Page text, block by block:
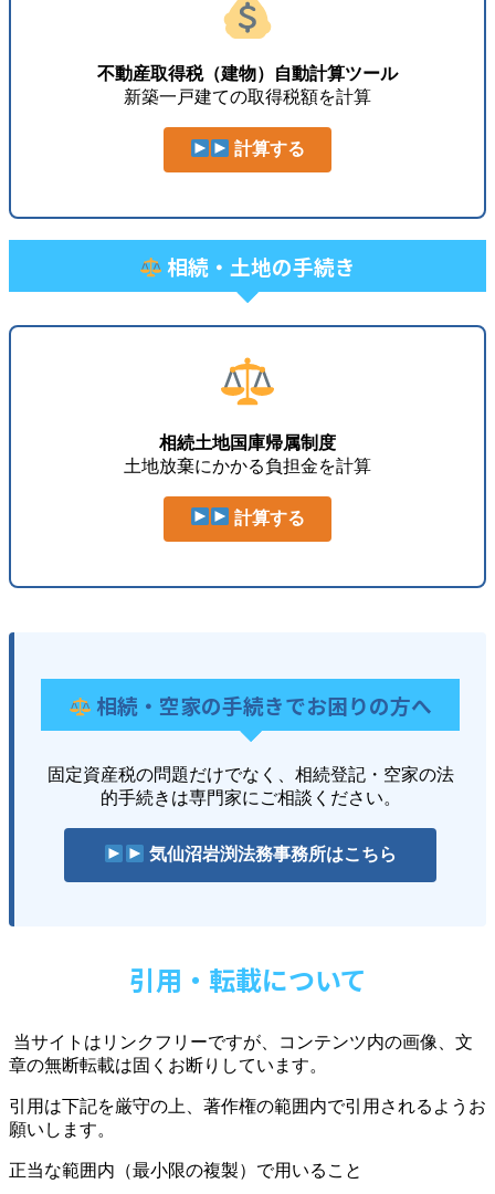
不動産取得税（建物）自動計算ツール
新築一戸建ての取得税額を計算
計算する
相続・土地の手続き
相続土地国庫帰属制度
土地放棄にかかる負担金を計算
計算する
相続・空家の手続きでお困りの方へ
固定資産税の問題だけでなく、相続登記・空家の法
的手続きは専門家にご相談ください。
気仙沼岩渕法務事務所はこちら
引用・転載について
当サイトはリンクフリーですが、コンテンツ内の画像、文
章の無断転載は固くお断りしています。
引用は下記を厳守の上、著作権の範囲内で引用されるようお
願いします。
正当な範囲内（最小限の複製）で用いること